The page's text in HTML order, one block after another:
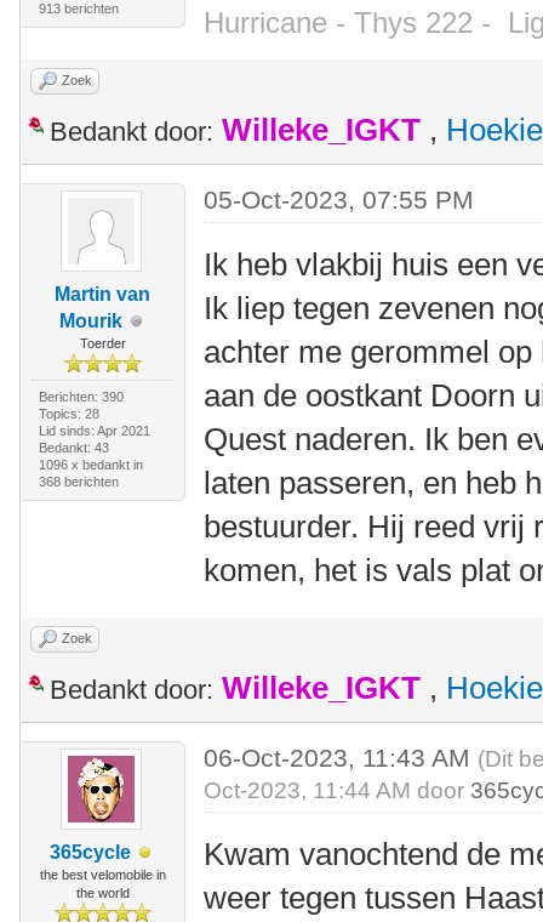
913 berichten
Hurricane - Thys 222 -
Zoek
Bedankt door: Willeke_IGKT , Hoekie
Martin van
Mourik
Toerder
Berichten: 390
Topics: 28
Lid sinds: Apr 2021
Bedankt: 43
1096 x bedankt in
368 berichten
05-Oct-2023, 07:55 PM
Ik heb vlakbij huis een
Ik liep tegen zevenen
achter me gerommel
aan de oostkant Doorn
Quest naderen. Ik ben
laten passeren, en heb
bestuurder. Hij reed vrij
komen, het is vals plat
Zoek
Bedankt door: Willeke_IGKT , Hoekie
365cycle
the best velomobile in
the world
06-Oct-2023, 11:43 AM (Dit
Oct-2023, 11:44 AM door
Kwam vanochtend de
weer tegen tussen